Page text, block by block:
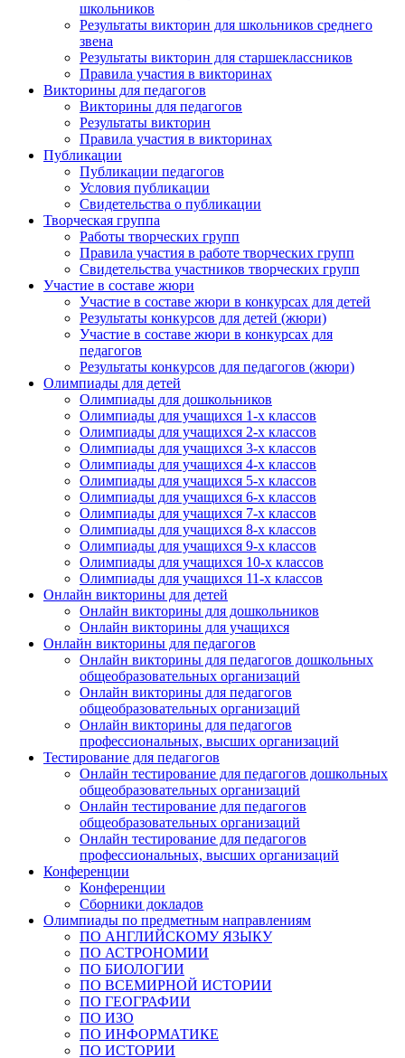
школьников
Результаты викторин для школьников среднего
звена
Результаты викторин для старшеклассников
Правила участия в викторинах
Викторины для педагогов
Викторины для педагогов
Результаты викторин
Правила участия в викторинах
Публикации
Публикации педагогов
Условия публикации
Свидетельства о публикации
Творческая группа
Работы творческих групп
Правила участия в работе творческих групп
Свидетельства участников творческих групп
Участие в составе жюри
Участие в составе жюри в конкурсах для детей
Результаты конкурсов для детей (жюри)
Участие в составе жюри в конкурсах для
педагогов
Результаты конкурсов для педагогов (жюри)
Олимпиады для детей
Олимпиады для дошкольников
Олимпиады для учащихся 1-х классов
Олимпиады для учащихся 2-х классов
Олимпиады для учащихся 3-х классов
Олимпиады для учащихся 4-х классов
Олимпиады для учащихся 5-х классов
Олимпиады для учащихся 6-х классов
Олимпиады для учащихся 7-х классов
Олимпиады для учащихся 8-х классов
Олимпиады для учащихся 9-х классов
Олимпиады для учащихся 10-х классов
Олимпиады для учащихся 11-х классов
Онлайн викторины для детей
Онлайн викторины для дошкольников
Онлайн викторины для учащихся
Онлайн викторины для педагогов
Онлайн викторины для педагогов дошкольных
общеобразовательных организаций
Онлайн викторины для педагогов
общеобразовательных организаций
Онлайн викторины для педагогов
профессиональных, высших организаций
Тестирование для педагогов
Онлайн тестирование для педагогов дошкольных
общеобразовательных организаций
Онлайн тестирование для педагогов
общеобразовательных организаций
Онлайн тестирование для педагогов
профессиональных, высших организаций
Конференции
Конференции
Сборники докладов
Олимпиады по предметным направлениям
ПО АНГЛИЙСКОМУ ЯЗЫКУ
ПО АСТРОНОМИИ
ПО БИОЛОГИИ
ПО ВСЕМИРНОЙ ИСТОРИИ
ПО ГЕОГРАФИИ
ПО ИЗО
ПО ИНФОРМАТИКЕ
ПО ИСТОРИИ